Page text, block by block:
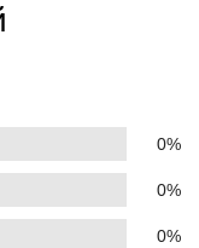
0%
0%
0%